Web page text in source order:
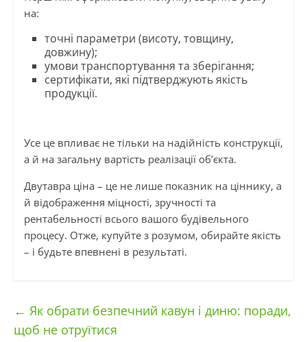
на:
точні параметри (висоту, товщину,
довжину);
умови транспортування та зберігання;
сертифікати, які підтверджують якість
продукції.
Усе це впливає не тільки на надійність конструкції,
а й на загальну вартість реалізації об’єкта.
Двутавра ціна – це не лише показник на ціннику, а
й відображення міцності, зручності та
рентабельності всього вашого будівельного
процесу. Отже, купуйте з розумом, обирайте якість
– і будьте впевнені в результаті.
← Як обрати безпечний кавун і диню: поради,
щоб не отруїтися